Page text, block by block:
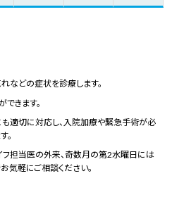
れなどの症状を診療します。
きます。
適切に対応し、入院加療や緊急手術が必
。
フ担当医の外来、奇数月の第2水曜日には
気軽にご相談ください。